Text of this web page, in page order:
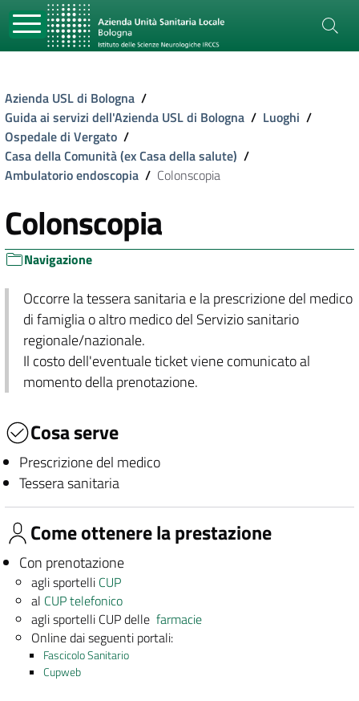
Azienda USL di Bologna /
Guida ai servizi dell'Azienda USL di Bologna / Luoghi /
Ospedale di Vergato /
Casa della Comunità (ex Casa della salute) /
Ambulatorio endoscopia / Colonscopia
Colonscopia
Navigazione
Occorre la tessera sanitaria e la prescrizione del medico
di famiglia o altro medico del Servizio sanitario
regionale/nazionale.
Il costo dell'eventuale ticket viene comunicato al
momento della prenotazione.
Cosa serve
Prescrizione del medico
Tessera sanitaria
Come ottenere la prestazione
Con prenotazione
agli sportelli CUP
al CUP telefonico
agli sportelli CUP dellefarmacie
Online dai seguenti portali:
Fascicolo Sanitario
Cupweb